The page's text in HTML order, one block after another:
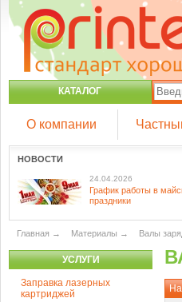
КАТАЛОГ
О компании
НОВОСТИ
24.04.2026
График работы в
праздники
Главная → Материалы → Валы
УСЛУГИ
Заправка лазерных
картриджей